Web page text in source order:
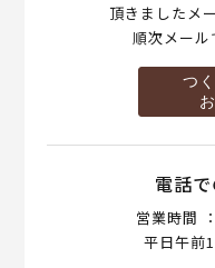
頂きましたメ
順次メール
つ
電話
営業時間
平日午前